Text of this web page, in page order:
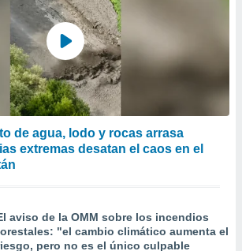
de agua, lodo y rocas arrasa
extremas desatan el caos en el
aviso de la OMM sobre los incendios
"el cambio climático aumenta el
pero no es el único culpable